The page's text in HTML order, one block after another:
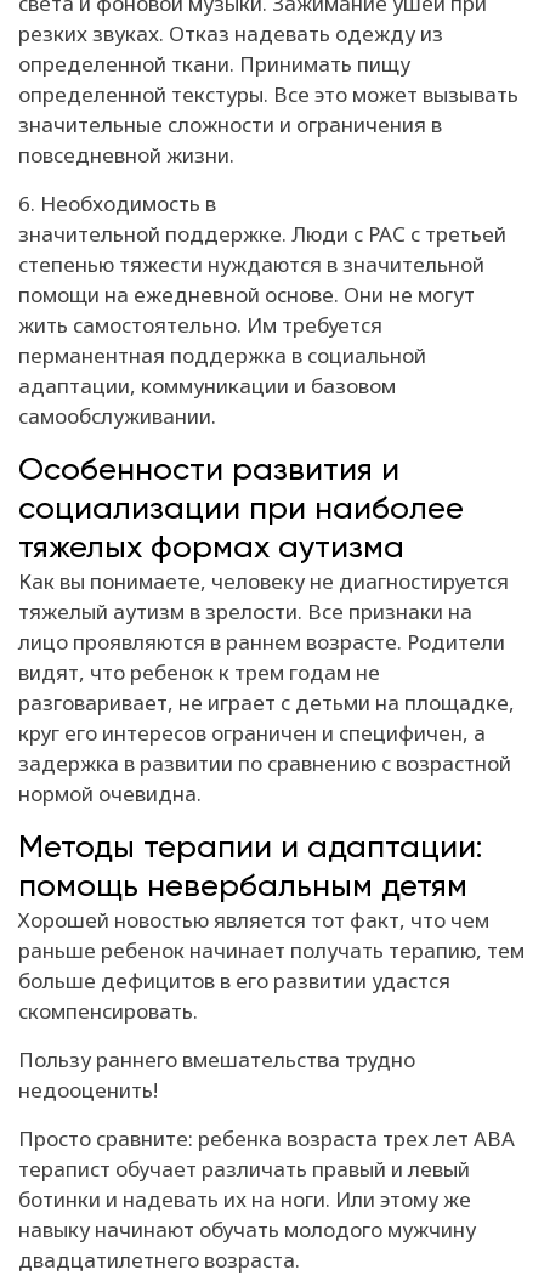
резких звуках. Отказ надевать одежду из
определенной ткани. Принимать пищу
определенной текстуры. Все это может вызывать
значительные сложности и ограничения в
повседневной жизни.
6. Необходимость в
значительной поддержке. Люди с РАС с третьей
степенью тяжести нуждаются в значительной
помощи на ежедневной основе. Они не могут
жить самостоятельно. Им требуется
перманентная поддержка в социальной
адаптации, коммуникации и базовом
самообслуживании.
Особенности развития и
социализации при наиболее
тяжелых формах аутизма
Как вы понимаете, человеку не диагностируется
тяжелый аутизм в зрелости. Все признаки на
лицо проявляются в раннем возрасте. Родители
видят, что ребенок к трем годам не
разговаривает, не играет с детьми на площадке,
круг его интересов ограничен и специфичен, а
задержка в развитии по сравнению с возрастной
нормой очевидна.
Методы терапии и адаптации:
помощь невербальным детям
Хорошей новостью является тот факт, что чем
раньше ребенок начинает получать терапию, тем
больше дефицитов в его развитии удастся
скомпенсировать.
Пользу раннего вмешательства трудно
недооценить!
Просто сравните: ребенка возраста трех лет АВА
терапист обучает различать правый и левый
ботинки и надевать их на ноги. Или этому же
навыку начинают обучать молодого мужчину
двадцатилетнего возраста.